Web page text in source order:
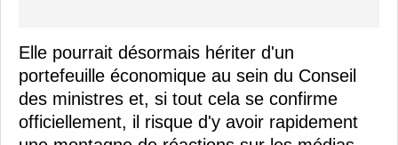
Elle pourrait désormais hériter d'un
portefeuille économique au sein du Conseil
des ministres et, si tout cela se confirme
officiellement, il risque d'y avoir rapidement